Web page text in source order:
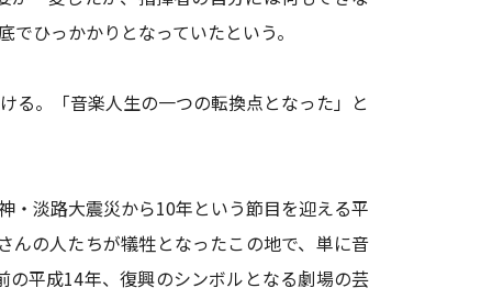
ひっかかりとなっていたという。
る。「音楽人生の一つの転換点となった」と
・淡路大震災から10年という節目を迎える平
んの人たちが犠牲となったこの地で、単に音
平成14年、復興のシンボルとなる劇場の芸